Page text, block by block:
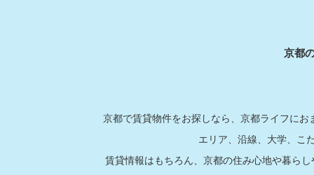
京都
京都で賃貸物件をお探しなら、京都ライフに
エリア、沿線、大学、こ
賃貸情報はもちろん、京都の住み心地や暮ら